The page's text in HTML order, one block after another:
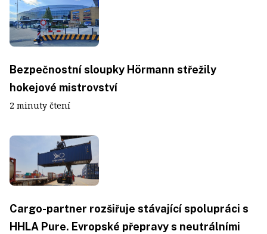
Bezpečnostní sloupky Hörmann střežily
hokejové mistrovství
2 minuty čtení
Cargo-partner rozšiřuje stávající spolupráci s
HHLA Pure. Evropské přepravy s neutrálními